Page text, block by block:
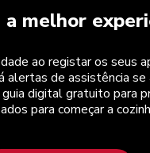
a melhor
ao registar os seus
alertas de assistência
guia digital gratuito para
para começar a